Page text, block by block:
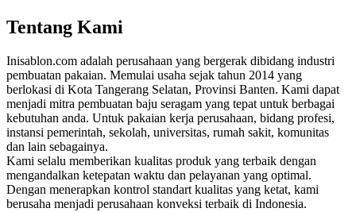
Tentang Kami
Inisablon.com adalah perusahaan yang bergerak dibidang industri
pembuatan pakaian. Memulai usaha sejak tahun 2014 yang
berlokasi di Kota Tangerang Selatan, Provinsi Banten. Kami dapat
menjadi mitra pembuatan baju seragam yang tepat untuk berbagai
kebutuhan anda. Untuk pakaian kerja perusahaan, bidang profesi,
instansi pemerintah, sekolah, universitas, rumah sakit, komunitas
dan lain sebagainya.
Kami selalu memberikan kualitas produk yang terbaik dengan
mengandalkan ketepatan waktu dan pelayanan yang optimal.
Dengan menerapkan kontrol standart kualitas yang ketat, kami
berusaha menjadi perusahaan konveksi terbaik di Indonesia.